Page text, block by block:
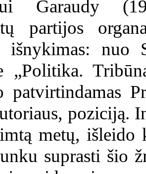
Garaudy
partijos
išnykimas: nuo
„Politika.
patvirtindamas
poziciją.
metų,
suprasti šio